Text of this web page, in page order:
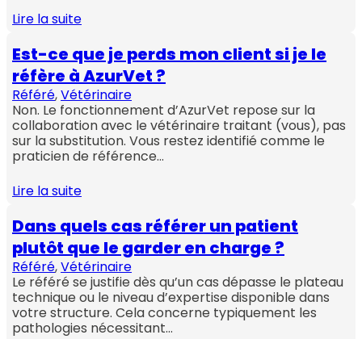
Lire la suite
Est-ce que je perds mon client si je le
réfère à AzurVet ?
Référé, Vétérinaire
Non. Le fonctionnement d’AzurVet repose sur la
collaboration avec le vétérinaire traitant (vous), pas
sur la substitution. Vous restez identifié comme le
praticien de référence…
Lire la suite
Dans quels cas référer un patient
plutôt que le garder en charge ?
Référé, Vétérinaire
Le référé se justifie dès qu’un cas dépasse le plateau
technique ou le niveau d’expertise disponible dans
votre structure. Cela concerne typiquement les
pathologies nécessitant…